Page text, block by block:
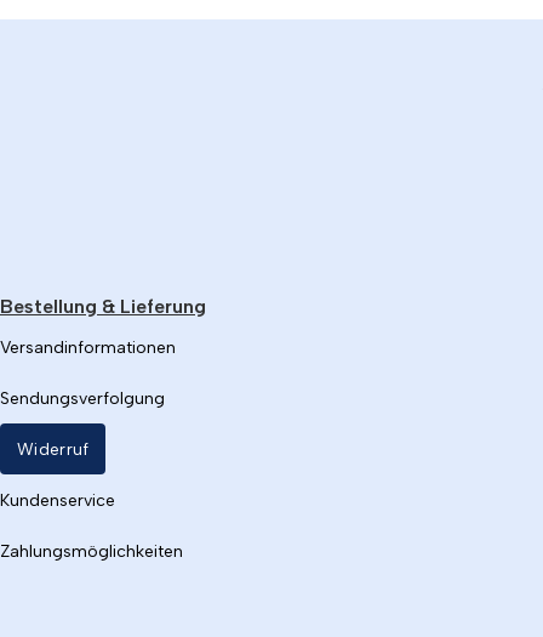
Bestellung & Lieferung
Versandinformationen
Sendungsverfolgung
Widerruf
Kundenservice
Zahlungsmöglichkeiten